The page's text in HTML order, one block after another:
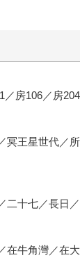
房106／房
王星世代／
二十七／長日
牛角灣／在